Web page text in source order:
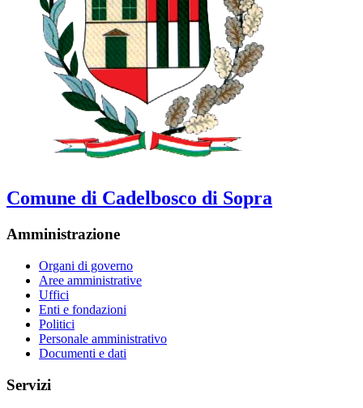
Comune di Cadelbosco di Sopra
Amministrazione
Organi di governo
Aree amministrative
Uffici
Enti e fondazioni
Politici
Personale amministrativo
Documenti e dati
Servizi